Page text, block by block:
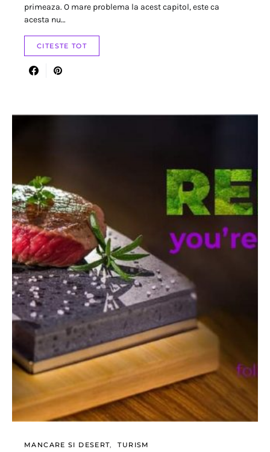
primeaza. O mare problema la acest capitol, este ca
acesta nu…
CITESTE TOT
MANCARE SI DESERT TURISM